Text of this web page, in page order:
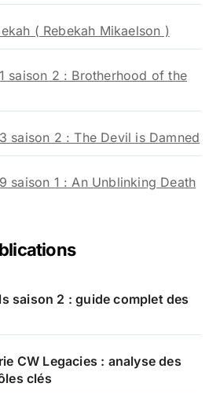
( Rebekah Mikaelson )
saison 2 : Brotherhood of the
saison 2 : The Devil is Damned
saison 1 : An Unblinking Death
saison 2 : guide complet des
CW Legacies : analyse des
clés